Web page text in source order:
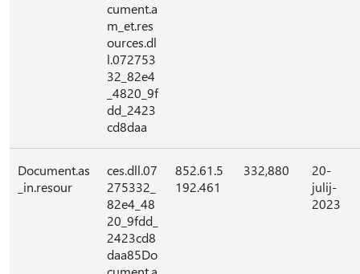
cument.a
m_et.res
ources.dl
l.072753
32_82e4
_4820_9f
dd_2423
cd8daa
Document.as
_in.resour
ces.dll.07
275332_
82e4_48
20_9fdd_
2423cd8
daa85Do
852.61.5
192.461
332,880
20-
julij-
2023